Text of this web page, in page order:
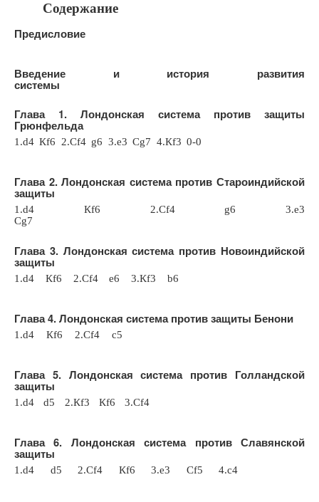
Содержание
Предисловие
Введение и история развития
системы
Глава 1. Лондонская система против защиты
Грюнфельда
1.d4 Кf6 2.Сf4 g6 3.e3 Сg7 4.Кf3 0-0
Глава 2. Лондонская система против Староиндийской
защиты
1.d4 Кf6 2.Сf4 g6 3.e3
Сg7
Глава 3. Лондонская система против Новоиндийской
защиты
1.d4 Кf6 2.Сf4 e6 3.Кf3 b6
Глава 4. Лондонская система против защиты Бенони
1.d4 Кf6 2.Сf4 c5
Глава 5. Лондонская система против Голландской
защиты
1.d4 d5 2.Кf3 Кf6 3.Сf4
Глава 6. Лондонская система против Славянской
защиты
1.d4 d5 2.Сf4 Кf6 3.e3 Сf5 4.c4